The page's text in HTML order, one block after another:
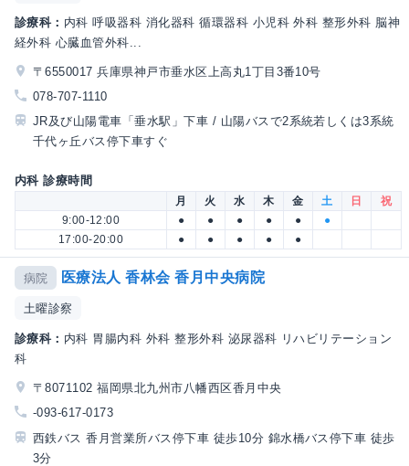
診療科： 内科 呼吸器科 消化器科 循環器科 小児科 外科 整形外科 脳神
経外科 心臓血管外科...
〒6550017 兵庫県神戸市垂水区上高丸1丁目3番10号
078-707-1110
JR及び山陽電車「垂水駅」下車 / 山陽バスで2系統若しくは3系統
千代ヶ丘バス停下車すぐ
内科 診療時間
月 火 水 木 金 土 日
祝
9:00-12:00
● ● ● ● ●
●
17:00-20:00
● ● ● ● ●
病院 医療法人 香林会 香月中央病院
土曜診察
診療科： 内科 胃腸内科 外科 整形外科 泌尿器科 リハビリテーション
科
〒8071102 福岡県北九州市八幡西区香月中央
-093-617-0173
西鉄バス 香月営業所バス停下車 徒歩10分 錦水橋バス停下車 徒歩
3分